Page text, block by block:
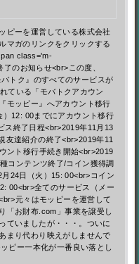
ピーを運営している株式会社
マガのリンクをクリックする
class='m-
のお知らせ<br>この度、
トク』のすべてのサービスが
ている「モバトクアカウン
モッピー』へアカウント移行
12: 00までにアカウント移行
ス終了日程<br>2019年11月13
友達紹介の終了<br>2019年11
ント移行手続き開始<br>2019
コンテンツ終了/コイン獲得調
24日（火）15: 00<br>コイン
00<br>全てのサービス（メー
元々はモッピーを運営して
「お財布.com」事業を譲受し
ていましたが・・・。ついに
まり代わり映えがしませんで
ピー一本化が一番良い落とし